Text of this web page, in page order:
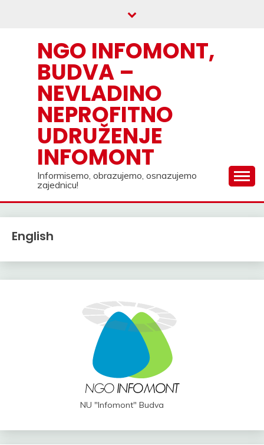
NGO INFOMONT,
BUDVA –
NEVLADINO
NEPROFITNO
UDRUŽENJE
INFOMONT
Informisemo, obrazujemo, osnazujemo
zajednicu!
English
NU "Infomont" Budva